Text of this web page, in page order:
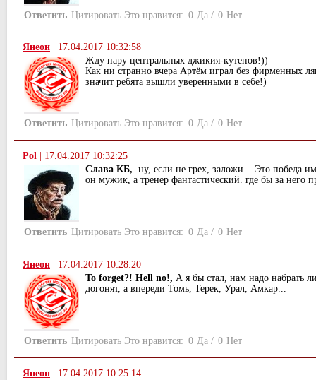
Ответить Цитировать Это нравится: 0 Да / 0 Нет
Янеон
17.04.2017 10:32:58
Жду пару центральных джикия-кутепов!))
Как ни странно вчера Артём играл без фирменных
значит ребята вышли уверенными в себе!)
Ответить Цитировать Это нравится: 0 Да / 0 Нет
Pol
17.04.2017 10:32:25
Слава КБ, ну, если не грех, заложи... Это победа
он мужик, а тренер фантастический. где бы за него
Ответить Цитировать Это нравится: 0 Да / 0 Нет
Янеон
17.04.2017 10:28:20
To forget?! Hell no!, А я бы стал, нам надо набрать
догонят, а впереди Томь, Терек, Урал, Амкар...
Ответить Цитировать Это нравится: 0 Да / 0 Нет
Янеон
17.04.2017 10:25:14